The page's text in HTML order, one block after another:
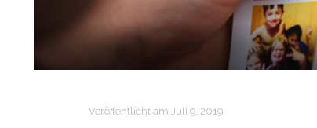
Veröffentlicht am Juli 9, 2019